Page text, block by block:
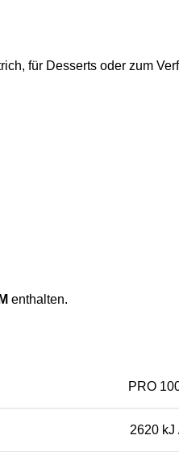
für Desserts oder zum
enthalten.
PRO
2620 kJ